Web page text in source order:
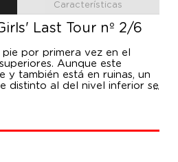
Características
Last Tour nº 2/6
por primera vez en el
Aunque este
y también está en ruinas, un
distinto al del nivel inferior se
farolas que iluminan la
peculiares estatuas de piedra
viaje montadas en su
pero ¿qué es lo que se